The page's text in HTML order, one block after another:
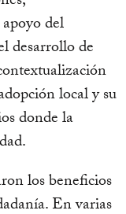
del
desarrollo de
local y su
donde la
los beneficios
En varias